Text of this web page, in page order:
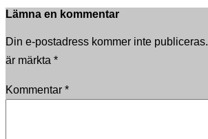
Lämna en kommentar
Din e-postadress kommer inte publiceras.
är märkta *
Kommentar *